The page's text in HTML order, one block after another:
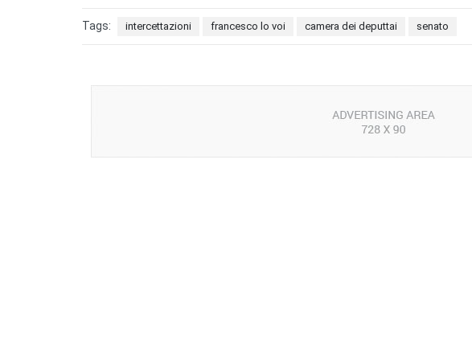
Tags: intercettazioni francesco lo voi camera dei deputtai senato